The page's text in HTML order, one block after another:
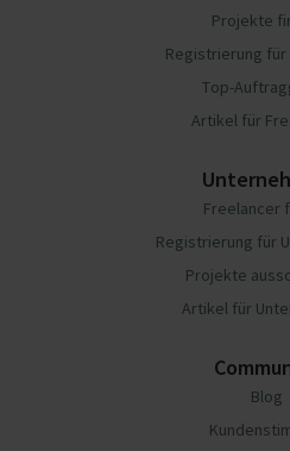
Projekte
Registrierung
Top-
Artikel für
Freelancer
Registrierung für
Projekte
Artikel für
Blog